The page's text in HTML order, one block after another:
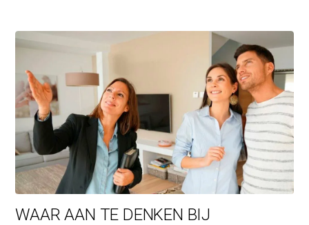
WAAR AAN TE DENKEN BIJ